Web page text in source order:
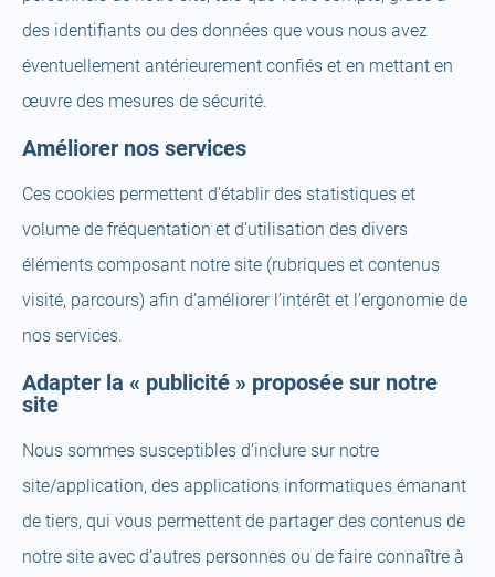
des identifiants ou des données que vous nous avez
éventuellement antérieurement confiés et en mettant en
œuvre des mesures de sécurité.
Améliorer nos services
Ces cookies permettent d’établir des statistiques et
volume de fréquentation et d’utilisation des divers
éléments composant notre site (rubriques et contenus
visité, parcours) afin d’améliorer l’intérêt et l’ergonomie de
nos services.
Adapter la « publicité » proposée sur notre
site
Nous sommes susceptibles d’inclure sur notre
site/application, des applications informatiques émanant
de tiers, qui vous permettent de partager des contenus de
notre site avec d’autres personnes ou de faire connaître à